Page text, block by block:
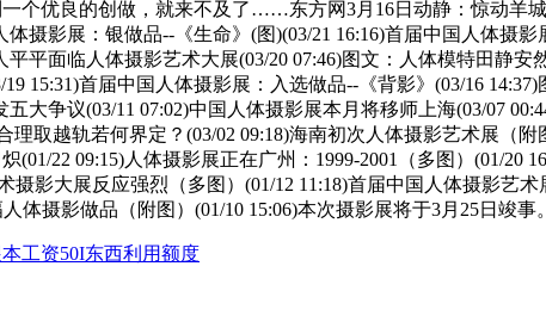
个优良的创做，就来不及了……东方网3月16日动静：惊动羊
体摄影展：银做品--《生命》(图)(03/21 16:16)首届中国人体摄
平平面临人体摄影艺术大展(03/20 07:46)图文：人体模特田静
15:31)首届中国人体摄影展：入选做品--《背影》(03/16
五大争议(03/11 07:02)中国人体摄影展本月将移师上海(03/07
理取越轨若何界定？(03/02 09:18)海南初次人体摄影艺术展（
(01/22 09:15)人体摄影展正在广州：1999-2001（多图）(01/
摄影大展反应强烈（多图）(01/12 11:18)首届中国人体摄影艺
体摄影做品（附图）(01/10 15:06)本次摄影展将于3月25日竣事
工资50I东西利用额度